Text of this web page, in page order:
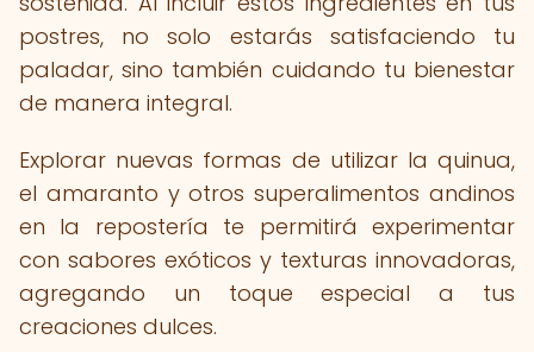
postres, no solo estarás satisfaciendo tu
paladar, sino también cuidando tu bienestar
de manera integral.
Explorar nuevas formas de utilizar la quinua,
el amaranto y otros superalimentos andinos
en la repostería te permitirá experimentar
con sabores exóticos y texturas innovadoras,
agregando un toque especial a tus
creaciones dulces.